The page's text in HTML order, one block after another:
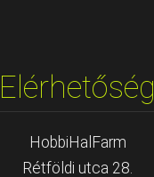
Elérhetőség
HobbiHalFarm
Rétföldi utca 28.